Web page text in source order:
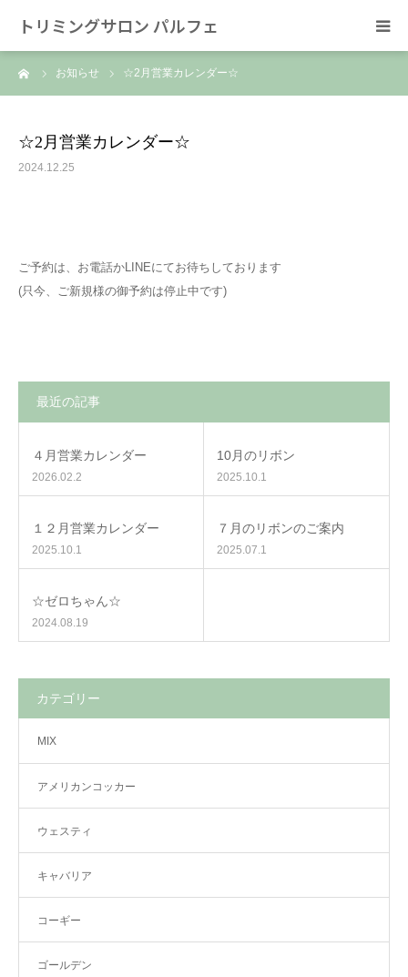
トリミングサロン パルフェ
お知らせ ☆2月営業カレンダー☆
☆2月営業カレンダー☆
2024.12.25
ご予約は、お電話かLINEにてお待ちしております
(只今、ご新規様の御予約は停止中です)
最近の記事
４月営業カレンダー
2026.02.2
10月のリボン
2025.10.1
１２月営業カレンダー
2025.10.1
７月のリボンのご案内
2025.07.1
☆ゼロちゃん☆
2024.08.19
カテゴリー
MIX
アメリカンコッカー
ウェスティ
キャバリア
コーギー
ゴールデン
HOME
SNS/リンク